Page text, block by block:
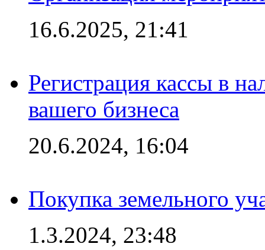
16.6.2025, 21:41
Регистрация кассы в
вашего бизнеса
20.6.2024, 16:04
Покупка земельного
1.3.2024, 23:48